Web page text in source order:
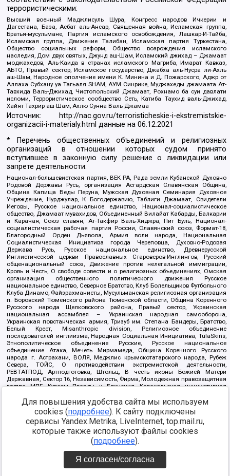
террористическими:
Высший военный Маджлисуль Шура, Конгресс народов Ичкерии и
Дагестана, База, Асбат аль-Ансар, Священная война, Исламская группа,
Братья-мусульмане, Партия исламского освобождения, Лашкар-И-Тайба,
Исламская группа, Движение Талибан, Исламская партия Туркестана,
Общество социальных реформ, Общество возрождения исламского
наследия, Дом двух святых, Джунд аш-Шам, Исламский джихад – Джамаат
моджахедов, Аль-Каида в странах исламского Магриба, Имарат Кавказ,
АБТО, Правый сектор, Исламское государство, Джабха аль-Нусра ли-Ахль
аш-Шам, Народное ополчение имени К. Минина и Д. Пожарского, Аджр от
Аллаха Субхану уа Тагьаля SHAM, АУМ Синрике, Муджахеды джамаата Ат-
Тавхида Валь-Джихад, Чистопольский Джамаат, Рохнамо ба суи давлати
исломи, Террористическое сообщество Сеть, Катиба Таухид валь-Джихад,
Хайят Тахрир аш-Шам, Ахлю Сунна Валь Джамаа
Источник:
http://nac.gov.ru/terroristicheskie-i-ekstremistskie-
organizacii-i-materialy.html данные на06.12.2021
* Перечень общественных объединений и религиозных
организаций в отношении которых судом принято
вступившее в законную силу решение о ликвидации или
запрете деятельности:
Национал-большевистская партия, ВЕК РА, Рада земли Кубанской Духовно
Родовой Державы Русь, организация Асгардская Славянская Община,
Община Капища Веды Перуна, Мужская Духовная Семинария Духовное
Учреждение, Нурджулар, К Богодержавию, Таблиги Джамаат, Свидетели
Иеговы, Русское национальное единство, Национал-социалистическое
общество, Джамаат мувахидов, Объединенный Вилайат Кабарды, Балкарии
и Карачая, Союз славян, Ат-Такфир Валь-Хиджра, Пит Буль, Национал-
социалистическая рабочая партия России, Славянский союз, Формат-18,
Благородный Орден Дьявола, Армия воли народа, Национальная
Социалистическая Инициатива города Череповца, Духовно-Родовая
Держава Русь, Русское национальное единство, Древнерусской
Инглистической церкви Православных Староверов-Инглингов, Русский
общенациональный союз, Движение против нелегальной иммиграции,
Кровь и Честь, О свободе совести и о религиозных объединениях, Омская
организация общественного политического движения Русское
национальное единство, Северное Братство, Клуб Болельщиков Футбольного
Клуба Динамо, Файзрахманисты, Мусульманская религиозная организация
п. Боровский Тюменского района Тюменской области, Община Коренного
Русского народа Щелковского района, Правый сектор, Украинская
национальная ассамблея – Украинская народная самооборона,
Украинская повстанческая армия, Тризуб им. Степана Бандеры, Братство,
Белый Крест, Misanthropic division, Религиозное объединение
последователей инглиизма, Народная Социальная Инициатива, TulaSkins,
Этнополитическое объединение Русские, Русское национальное
объединение Атака, Мечеть Мирмамеда, Община Коренного Русского
народа г. Астрахани, ВОЛЯ, Меджлис крымскотатарского народа, Рубеж
Севера, ТОЙС, О противодействии экстремистской деятельности,
РЕВТАТПОД, Артподготовка, Штольц, В честь иконы Божией Матери
Державная, Сектор 16, Независимость, Фирма, Молодежная правозащитная
группа МПГ, Курсом Правды и Единения, Каракольская инициативная
Благотворительный пансионат Ак Умут, Русская республика Русь,
Арестантское уголовное единство, Башкорт, Нация и свобода, W.H.С., Фалунь
Дафа, Иртыш Ultras, Русский Патриотический клуб-Новокузнецк/РПК,
Сибирский державный союз, Фонд борьбы с коррупцией, Фонд защиты прав
граждан, Штабы Навального, Совет граждан СССР Прикубанского округа г.
https://minjust.gov.ru/ru/documents/7822/
Для повышения удобства сайта мы используем
cookies (подробнее). К сайту подключены
сервисы Yandex.Metrika, LiveInternet, top.mail.ru,
которые также используют файлы cookies
(подробнее).
Я согласен/согласна